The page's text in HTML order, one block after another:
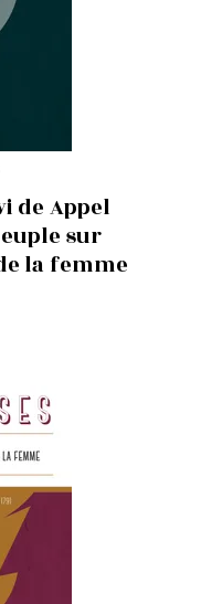
de Appel
sur
la femme